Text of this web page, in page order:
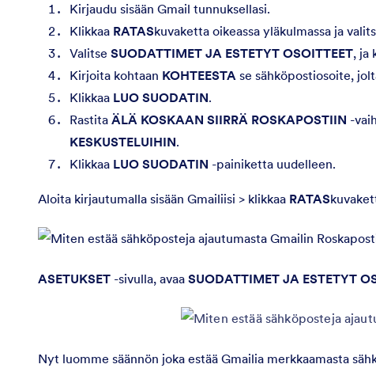
Kirjaudu sisään Gmail tunnuksellasi.
Klikkaa RATASkuvaketta oikeassa yläkulmassa ja
Valitse SUODATTIMET JA ESTETYT OSOITTEET, ja
Kirjoita kohtaan KOHTEESTA se sähköpostiosoite,
Klikkaa LUO SUODATIN.
Rastita ÄLÄ KOSKAAN SIIRRÄ ROSKAPOSTIIN -
KESKUSTELUIHIN.
Klikkaa LUO SUODATIN -painiketta uudelleen.
Aloita kirjautumalla sisään Gmailiisi > klikkaa RATAS
ASETUKSET -sivulla, avaa SUODATTIMET JA ESTETYT
Nyt luomme säännön joka estää Gmailia merkkaamasta